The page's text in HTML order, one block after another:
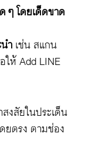
ๆ โดยเด็ดขาด
ำเช่น สแกน
ห้ Add LINE
งสัยในประเด็น
ยตรง ตามช่อง